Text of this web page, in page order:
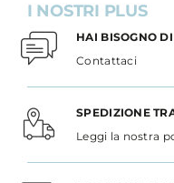
I NOSTRI PLUS
HAI BISOGNO
Contattaci
SPEDIZIONE
Leggi la nostra